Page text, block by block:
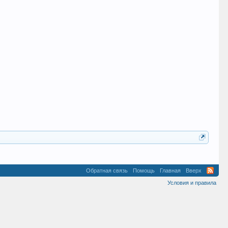
Обратная связь Помощь Главная
Вверх
Условия и правила